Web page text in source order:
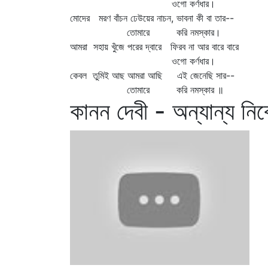
ওগো কর্ণধার।
মোদের মরণ বাঁচন ঢেউয়ের নাচন, ভাবনা কী বা তার--
তোমারে করি নমস্কার।
আমরা সহায় খুঁজে পরের দ্বারে ফিরব না আর বারে বারে
ওগো কর্ণধার।
কেবল তুমিই আছ আমরা আছি এই জেনেছি সার--
তোমারে করি নমস্কার ॥
কানন দেবী - অন্যান্য